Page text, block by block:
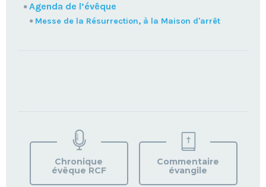
Agenda de l’évêque
Messe de la Résurrection, à la Maison d'arrêt
VOTRE
PAROISSE
Chronique
évêque RCF
Commentaire
évangile